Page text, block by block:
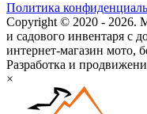
Политика
Copyright © 2020 -
и садового инвентаря с
интернет-магазин мото,
Разработка и
×